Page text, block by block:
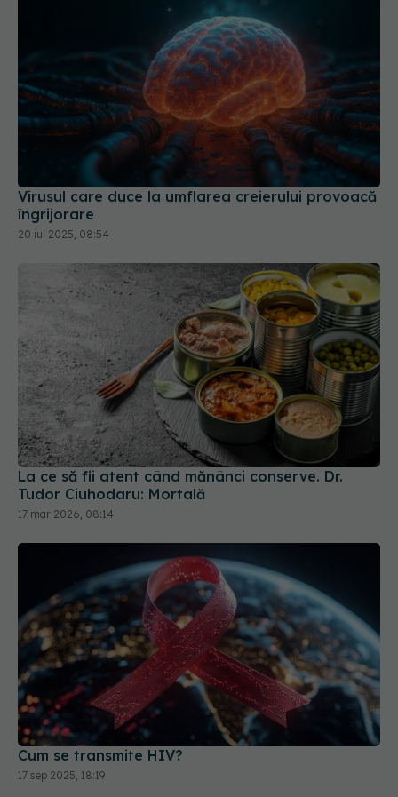
Virusul care duce la umflarea creierului provoacă
îngrijorare
20 iul 2025, 08:54
La ce să fii atent când mănânci conserve. Dr.
Tudor Ciuhodaru: Mortală
17 mar 2026, 08:14
Cum se transmite HIV?
17 sep 2025, 18:19